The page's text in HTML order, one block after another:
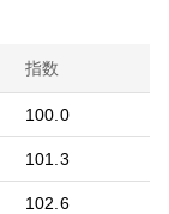
指数
100.0
101.3
102.6